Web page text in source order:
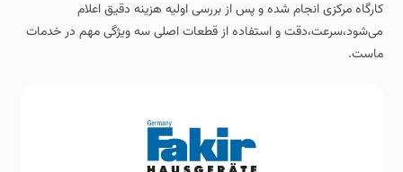
کارگاه مرکزی انجام شده و پس از بررسی اولیه هزینه دقیق اعلام
می‌شود،سرعت،دقت و استفاده از قطعات اصلی سه ویژگی مهم در خدمات
ماست.